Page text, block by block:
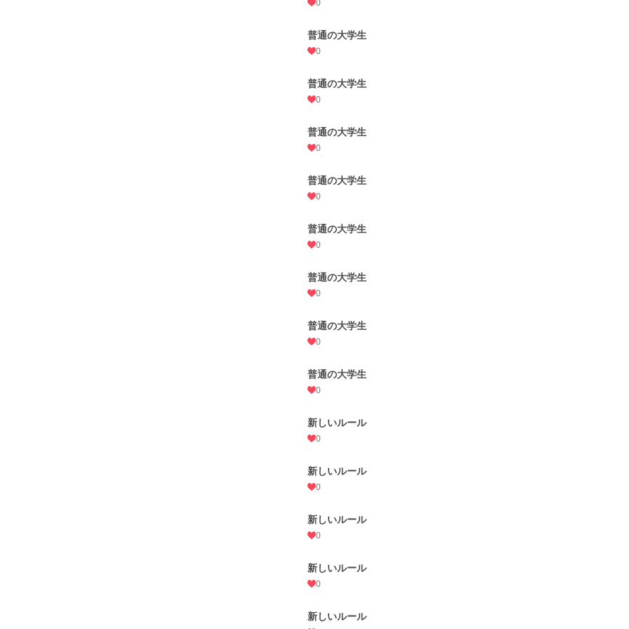
0
普通の大学生
0
普通の大学生
0
普通の大学生
0
普通の大学生
0
普通の大学生
0
普通の大学生
0
普通の大学生
0
普通の大学生
0
新しいルール
0
新しいルール
0
新しいルール
0
新しいルール
0
新しいルール